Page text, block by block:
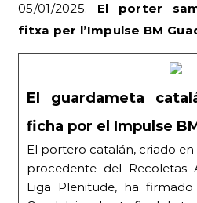
05/01/2025. El porter
fitxa per l’Impulse BM
El guardameta
ficha por el Impulse
El portero catalán, criado
procedente del Recoletas
Liga Plenitude, ha